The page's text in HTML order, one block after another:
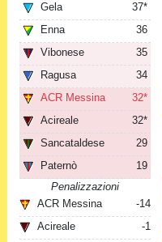
Gela
37*
Enna
36
Vibonese
35
Ragusa
34
ACR Messina
32*
Acireale
32*
Sancataldese
29
Paternò
19
Penalizzazioni
ACR Messina
-14
Acireale
-1